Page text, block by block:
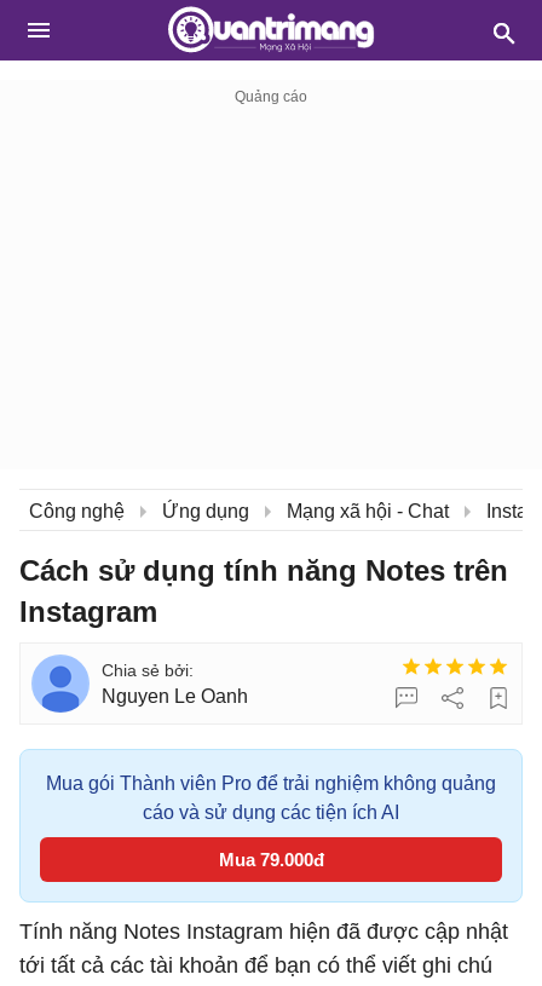
Công nghệ Ứng dụng Mạng xã hội - Chat
Cách sử dụng tính năng Notes trên
Instagram
Nguyen Le Oanh
Mua gói Thành viên Pro để trải nghiệm không quảng
cáo và sử dụng các tiện ích AI
Mua 79.000đ
Tính năng Notes Instagram hiện đã được cập nhật
tới tất cả các tài khoản để bạn có thể viết ghi chú